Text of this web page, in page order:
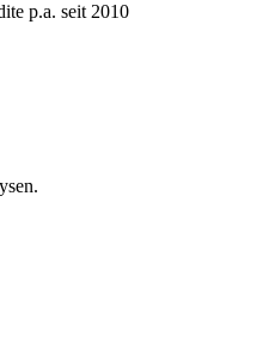
p.a. seit 2010